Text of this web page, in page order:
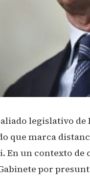
legislativo de
que marca
En un contexto
por